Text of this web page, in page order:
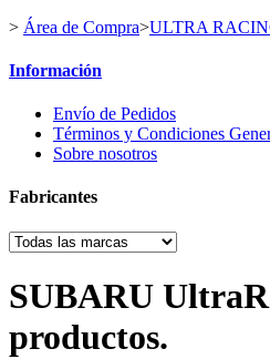
> Área de Compra>ULTRA
Información
Envío de Pedidos
Términos y Condiciones
Sobre nosotros
Fabricantes
SUBARU
productos.